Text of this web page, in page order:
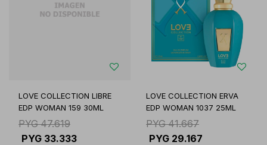
LOVE COLLECTION LIBRE
EDP WOMAN 159 30ML
PYG 47.619
PYG 33.333
LOVE COLLECTION ERVA
EDP WOMAN 1037 25ML
PYG 41.667
PYG 29.167